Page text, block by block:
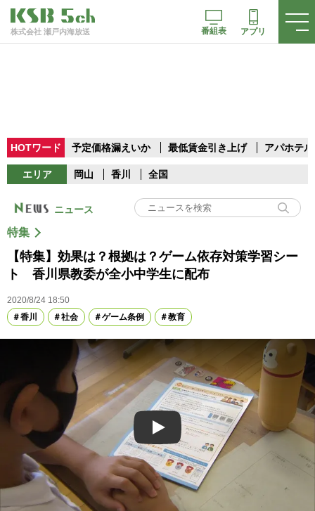
株式会社 瀬戸内海放送 番組表 アプリ
HOTワード 予定価格漏えいか 最低賃金引き上げ アパホテル
エリア 岡山 香川 全国
ニュース
特集
【特集】効果は？根拠は？ゲーム依存対策学習シー
ト 香川県教委が全小中学生に配布
2020/8/24 18:50
香川
社会 ゲーム条例 教育
Play